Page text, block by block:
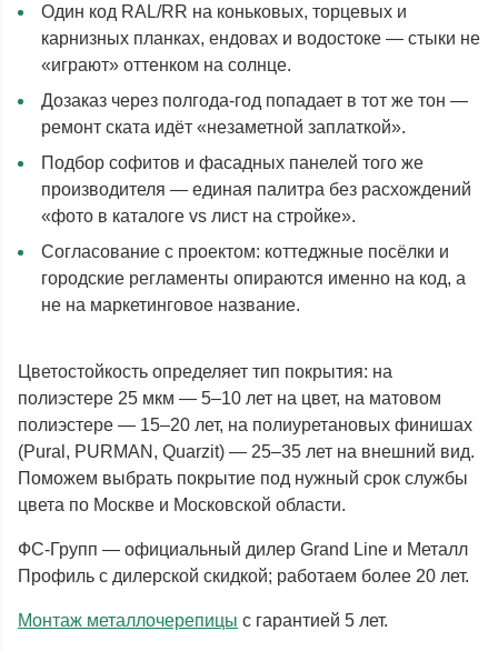
Один код RAL/RR на коньковых, торцевых и
карнизных планках, ендовах и водостоке — стыки не
«играют» оттенком на солнце.
Дозаказ через полгода-год попадает в тот же тон —
ремонт ската идёт «незаметной заплаткой».
Подбор софитов и фасадных панелей того же
производителя — единая палитра без расхождений
«фото в каталоге vs лист на стройке».
Согласование с проектом: коттеджные посёлки и
городские регламенты опираются именно на код, а
не на маркетинговое название.
Цветостойкость определяет тип покрытия: на
полиэстере 25 мкм — 5–10 лет на цвет, на матовом
полиэстере — 15–20 лет, на полиуретановых финишах
(Pural, PURMAN, Quarzit) — 25–35 лет на внешний вид.
Поможем выбрать покрытие под нужный срок службы
цвета по Москве и Московской области.
ФС-Групп — официальный дилер Grand Line и Металл
Профиль с дилерской скидкой; работаем более 20 лет.
Монтаж металлочерепицы с гарантией 5 лет.